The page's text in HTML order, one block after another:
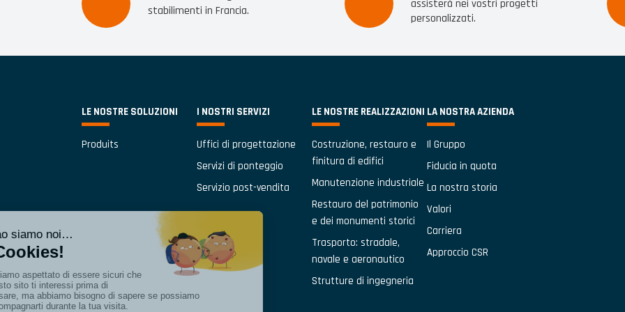
stabilimenti in Francia.
assisterà nei vostri progetti
personalizzati.
LE NOSTRE SOLUZIONI
Produits
I NOSTRI SERVIZI
Uffici di progettazione
Servizi di ponteggio
Servizio post-vendita
LE NOSTRE REALIZZAZIONI
Costruzione, restauro e
finitura di edifici
Manutenzione industriale
Restauro del patrimonio
e dei monumenti storici
Trasporto: stradale,
navale e aeronautico
Strutture di ingegneria
LA NOSTRA AZIENDA
Il Gruppo
Fiducia in quota
La nostra storia
Valori
Carriera
Approccio CSR